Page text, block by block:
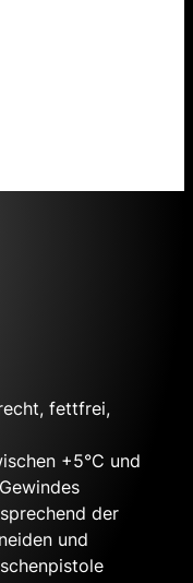
fettfrei,
+5°C und
der
und